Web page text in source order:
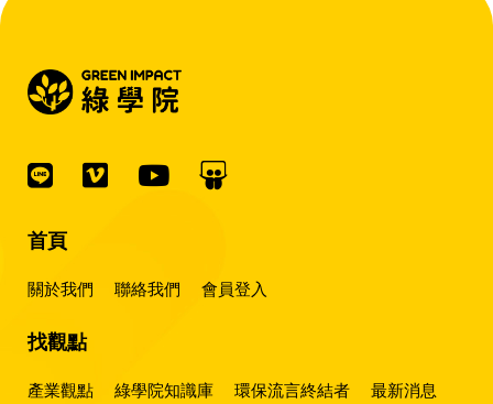
首頁
關於我們 聯絡我們 會員登入
找觀點
產業觀點 綠學院知識庫 環保流言終結者 最新消息